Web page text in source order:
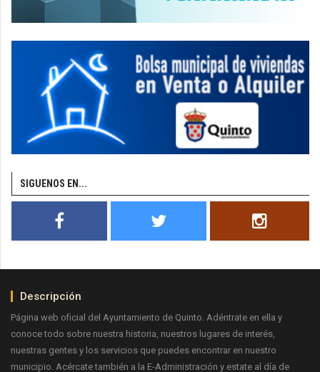
SIGUENOS EN...
Descripción
Página web oficial del Ayuntamiento de Quinto. Adéntrate en ella y
conoce todo sobre nuestra historia, nuestros lugares de interés,
nuestras gentes y los servicios que puedes encontrar en nuestro
municipio. Acércate también a la E-Administración y estate al día de